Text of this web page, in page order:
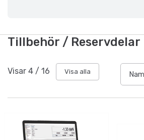
Tillbehör / Reservdelar
Visar 4 / 16 Visa alla